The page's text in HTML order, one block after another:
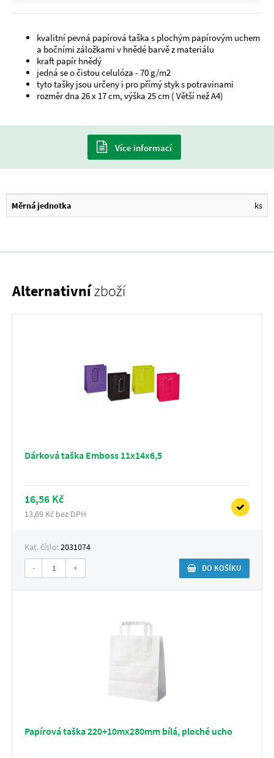
kvalitní pevná papírová taška s plochým papírovým uchem
a bočními záložkami v hnědé barvě z materiálu
kraft papír hnědý
jedná se o čistou celulóza - 70 g/m2
tyto tašky jsou určeny i pro přímý styk s potravinami
rozměr dna 26 x 17 cm, výška 25 cm ( Větší než A4)
Více informací
Měrná jednotka ks
Alternativnízboží
Dárková taška Emboss 11x14x6,5
16,56 Kč
13,69 Kč bez DPH
Kat. číslo:2031074
- + DO KOŠÍKU
Papírová taška 220+10mx280mm bílá, ploché ucho